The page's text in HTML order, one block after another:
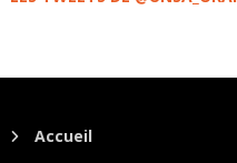
Accueil